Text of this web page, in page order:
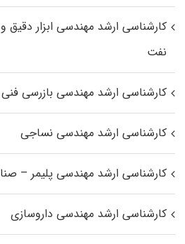
کارشناسی ارشد مهندسی ابزار دقیق
نفت
کارشناسی ارشد مهندسی بازرسی فنی
کارشناسی ارشد مهندسی نساجی
کارشناسی ارشد مهندسی پلیمر –
کارشناسی ارشد مهندسی داروسازی